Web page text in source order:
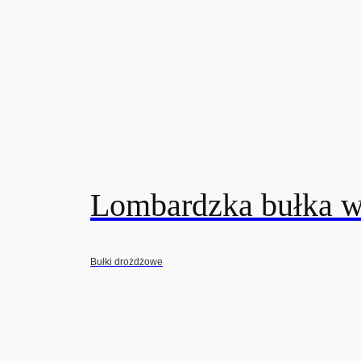
Lombardzka bułka
Bułki drożdżowe